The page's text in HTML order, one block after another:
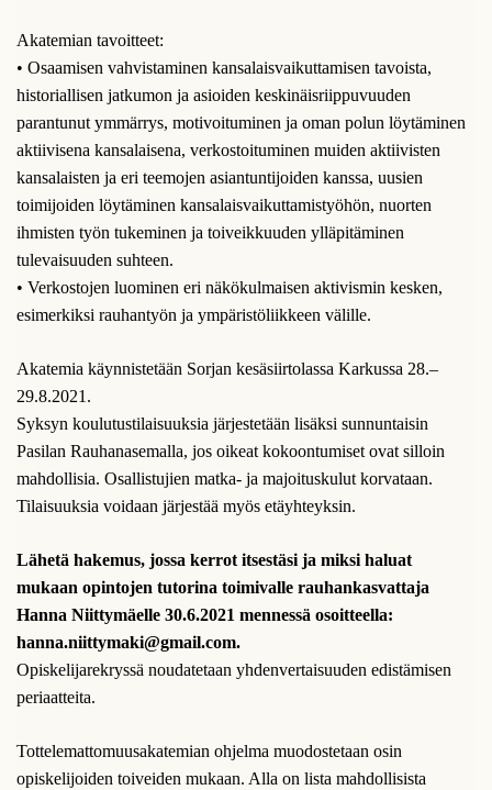
Akatemian tavoitteet:
• Osaamisen vahvistaminen kansalaisvaikuttamisen tavoista,
historiallisen jatkumon ja asioiden keskinäisriippuvuuden
parantunut ymmärrys, motivoituminen ja oman polun löytäminen
aktiivisena kansalaisena, verkostoituminen muiden aktiivisten
kansalaisten ja eri teemojen asiantuntijoiden kanssa, uusien
toimijoiden löytäminen kansalaisvaikuttamistyöhön, nuorten
ihmisten työn tukeminen ja toiveikkuuden ylläpitäminen
tulevaisuuden suhteen.
• Verkostojen luominen eri näkökulmaisen aktivismin kesken,
esimerkiksi rauhantyön ja ympäristöliikkeen välille.
Akatemia käynnistetään Sorjan kesäsiirtolassa Karkussa 28.–
29.8.2021.
Syksyn koulutustilaisuuksia järjestetään lisäksi sunnuntaisin
Pasilan Rauhanasemalla, jos oikeat kokoontumiset ovat silloin
mahdollisia. Osallistujien matka- ja majoituskulut korvataan.
Tilaisuuksia voidaan järjestää myös etäyhteyksin.
Lähetä hakemus, jossa kerrot itsestäsi ja miksi haluat
mukaan opintojen tutorina toimivalle rauhankasvattaja
Hanna Niittymäelle 30.6.2021 mennessä osoitteella:
hanna.niittymaki@gmail.com.
Opiskelijarekryssä noudatetaan yhdenvertaisuuden edistämisen
periaatteita.
Tottelemattomuusakatemian ohjelma muodostetaan osin
opiskelijoiden toiveiden mukaan. Alla on lista mahdollisista